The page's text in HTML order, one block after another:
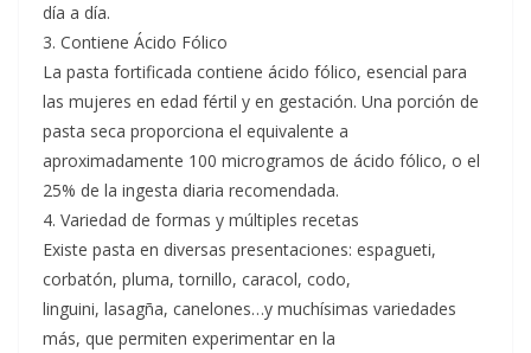
día a día.
3. Contiene Ácido Fólico
La pasta fortificada contiene ácido fólico, esencial para
las mujeres en edad fértil y en gestación. Una porción de
pasta seca proporciona el equivalente a
aproximadamente 100 microgramos de ácido fólico, o el
25% de la ingesta diaria recomendada.
4. Variedad de formas y múltiples recetas
Existe pasta en diversas presentaciones: espagueti,
corbatón, pluma, tornillo, caracol, codo,
linguini, lasagña, canelones…y muchísimas variedades
más, que permiten experimentar en la